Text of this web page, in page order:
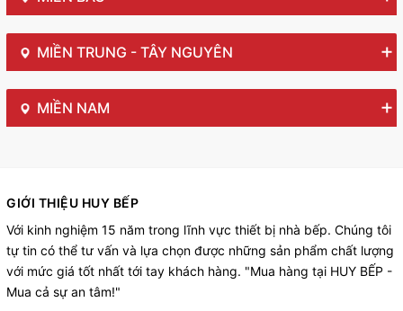
MIỀN TRUNG - TÂY NGUYÊN
MIỀN NAM
GIỚI THIỆU HUY BẾP
Với kinh nghiệm 15 năm trong lĩnh vực thiết bị nhà bếp. Chúng tôi
tự tin có thể tư vấn và lựa chọn được những sản phẩm chất lượng
với mức giá tốt nhất tới tay khách hàng. "Mua hàng tại HUY BẾP -
Mua cả sự an tâm!"